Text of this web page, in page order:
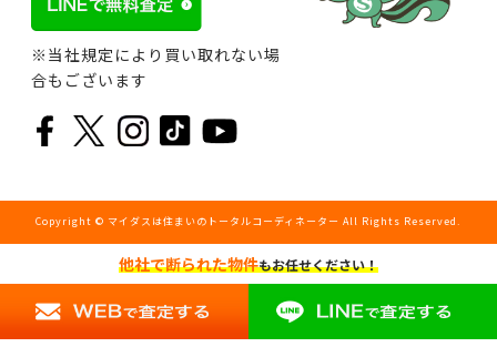
他社で断られた物件もお任せください！
※当社規定により買い取れない場
合もございます
Copyright © マイダスは住まいのトータルコーディネーター All Rights Reserved.